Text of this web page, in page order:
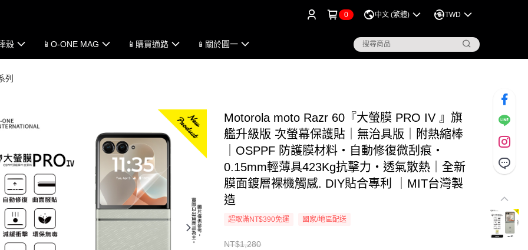
0 中文 (繁體) TWD
殼 📱O-ONE MAG 📱購買通路 📱關於圓一
列
Motorola moto Razr 60『大螢膜 PRO IV 』旗
艦升級版 次螢幕保護貼｜無治具版｜附熱縮棒
｜OSPPF 防護膜材料・自動修復微刮痕・
0.15mm輕薄具423Kg抗擊力・透氣散熱｜全新
膜面鍍層裸機觸感. DIY貼合專利 ｜MIT台灣製
造
超取滿NT$390免運 國家/地區配送
NT$1,280